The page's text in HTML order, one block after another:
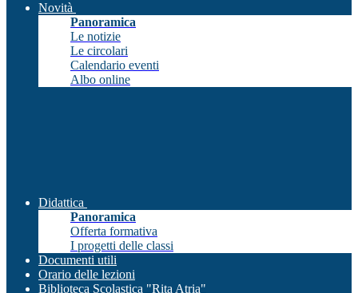
Novità
Panoramica
Le notizie
Le circolari
Calendario eventi
Albo online
Didattica
Panoramica
Offerta formativa
I progetti delle classi
Documenti utili
Orario delle lezioni
Biblioteca Scolastica "Rita Atria"